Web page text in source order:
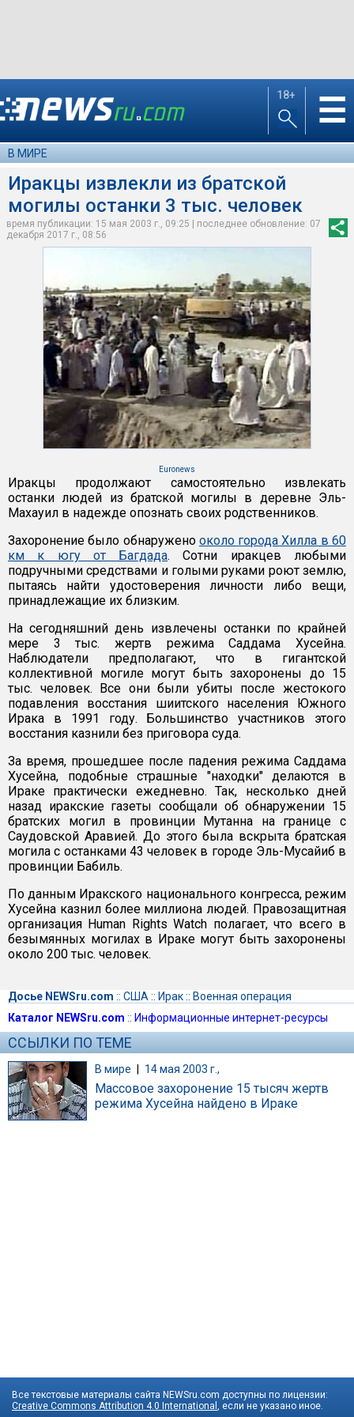
18+ ☰
В МИРЕ
Иракцы извлекли из братской
могилы останки 3 тыс. человек
время публикации: 15 мая 2003 г., 09:25 | последнее обновление: 07
декабря 2017 г., 08:56
Euronews
Иракцы продолжают самостоятельно извлекать
останки людей из братской могилы в деревне Эль-
Махауил в надежде опознать своих родственников.
Захоронение было обнаружено около города Хилла в 60
км к югу от Багдада. Сотни иракцев любыми
подручными средствами и голыми руками роют землю,
пытаясь найти удостоверения личности либо вещи,
принадлежащие их близким.
На сегодняшний день извлечены останки по крайней
мере 3 тыс. жертв режима Саддама Хусейна.
Наблюдатели предполагают, что в гигантской
коллективной могиле могут быть захоронены до 15
тыс. человек. Все они были убиты после жестокого
подавления восстания шиитского населения Южного
Ирака в 1991 году. Большинство участников этого
восстания казнили без приговора суда.
За время, прошедшее после падения режима Саддама
Хусейна, подобные страшные "находки" делаются в
Ираке практически ежедневно. Так, несколько дней
назад иракские газеты сообщали об обнаружении 15
братских могил в провинции Мутанна на границе с
Саудовской Аравией. До этого была вскрыта братская
могила с останками 43 человек в городе Эль-Мусайиб в
провинции Бабиль.
По данным Иракского национального конгресса, режим
Хусейна казнил более миллиона людей. Правозащитная
организация Human Rights Watch полагает, что всего в
безымянных могилах в Ираке могут быть захоронены
около 200 тыс. человек.
Досье NEWSru.com :: США :: Ирак:: Военная операция
Каталог NEWSru.com :: Информационные интернет-ресурсы
ССЫЛКИ ПО ТЕМЕ
В мире | 14 мая 2003 г.,
Массовое захоронение 15 тысяч жертв
режима Хусейна найдено в Ираке
Все текстовые материалы сайта NEWSru.com доступны по лицензии:
Creative Commons Attribution 4.0 International
, если не указано иное.